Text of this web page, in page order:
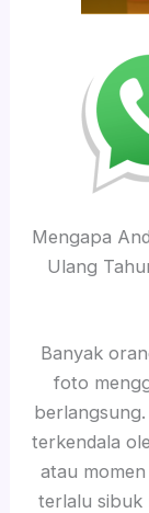
Mengapa
Ulang
Banyak
foto
berlangsung.
terkendala
atau
terlalu sibuk